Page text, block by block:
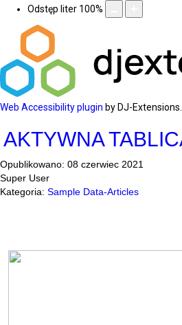
Odstęp liter 100%
Web Accessibility plugin by DJ-
AKTYWNA
Opublikowano: 08 czerwiec 2021
Super User
Kategoria: Sample Data-Articles